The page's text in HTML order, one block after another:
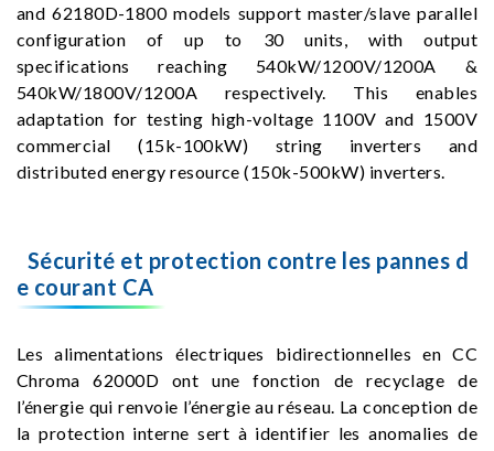
and 62180D-1800 models support master/slave parallel
configuration of up to 30 units, with output
specifications reaching 540kW/1200V/1200A &
540kW/1800V/1200A respectively. This enables
adaptation for testing high-voltage 1100V and 1500V
commercial (15k-100kW) string inverters and
distributed energy resource (150k-500kW) inverters.
Sécurité et protection contre les pannes d
e courant CA
Les alimentations électriques bidirectionnelles en CC
Chroma 62000D ont une fonction de recyclage de
l’énergie qui renvoie l’énergie au réseau. La conception de
la protection interne sert à identifier les anomalies de